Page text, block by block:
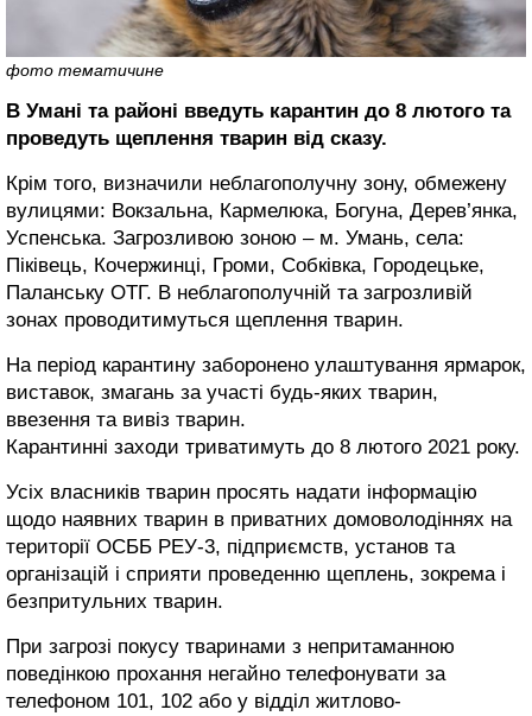
фото тематичине
В Умані та районі введуть карантин до 8 лютого та
проведуть щеплення тварин від сказу.
Крім того, визначили неблагополучну зону, обмежену
вулицями: Вокзальна, Кармелюка, Богуна, Дерев’янка,
Успенська. Загрозливою зоною – м. Умань, села:
Піківець, Кочержинці, Громи, Собківка, Городецьке,
Паланську ОТГ. В неблагополучній та загрозливій
зонах проводитимуться щеплення тварин.
На період карантину заборонено улаштування ярмарок,
виставок, змагань за участі будь-яких тварин,
ввезення та вивіз тварин.
Карантинні заходи триватимуть до 8 лютого 2021 року.
Усіх власників тварин просять надати інформацію
щодо наявних тварин в приватних домоволодіннях на
території ОСББ РЕУ-3, підприємств, установ та
організацій і сприяти проведенню щеплень, зокрема і
безпритульних тварин.
При загрозі покусу тваринами з непритаманною
поведінкою прохання негайно телефонувати за
телефоном 101, 102 або у відділ житлово-